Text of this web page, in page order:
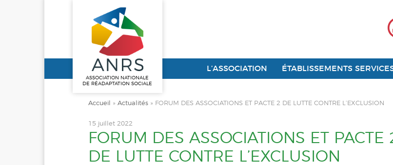
ASSOCIATION NATIONALE
DE RÉADAPTATION SOCIALE
L’ASSOCIATION ÉTABLISSEMENTS
Accueil » Actualités » FORUM DES ASSOCIATIONS ET PACTE 2 DE LUTTE CONTRE L’EXCLUSION
15 juillet 2022
FORUM DES ASSOCIATIONS ET PACTE
DE LUTTE CONTRE L’EXCLUSION